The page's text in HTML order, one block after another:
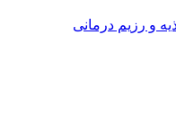
و رزیم درمانی